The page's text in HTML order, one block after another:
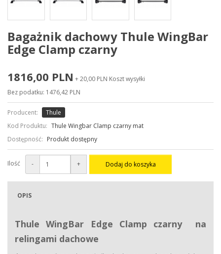
Bagażnik dachowy Thule WingBar
Edge Clamp czarny
1816,00 PLN + 20,00 PLN Koszt wysyłki
Bez podatku: 1476,42 PLN
Producent:
Thule
Kod Produktu: Thule Wingbar Clamp czarny mat
Dostępność: Produkt dostępny
Ilość - + Dodaj do koszyka
OPIS
Thule WingBar Edge Clamp czarny na
relingami dachowe